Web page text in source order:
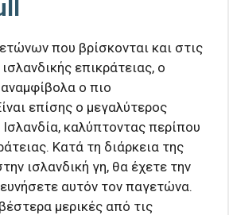
που βρίσκονται και στις
επικράτειας, ο
ο πιο
επίσης ο μεγαλύτερος
καλύπτοντας περίπου
Κατά τη διάρκεια της
ισλανδική γη, θα έχετε την
αυτόν τον παγετώνα.
μερικές από τις